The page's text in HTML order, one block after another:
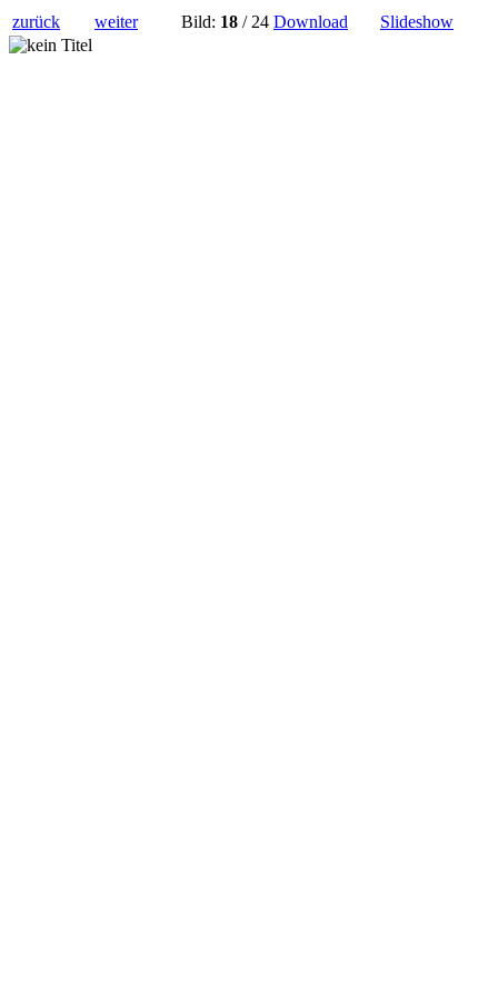
zurück weiter Bild: 18 / 24 Download Slideshow